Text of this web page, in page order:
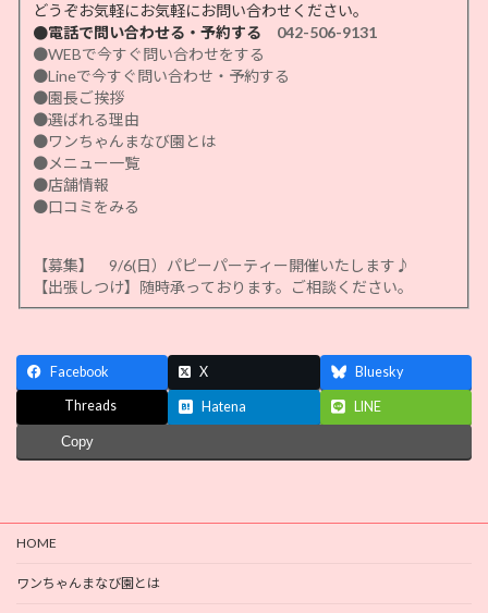
どうぞお気軽にお気軽にお問い合わせください。
●電話で問い合わせる・予約する 042-506-9131
●WEBで今すぐ問い合わせをする
●Lineで今すぐ問い合わせ・予約する
●園長ご挨拶
●選ばれる理由
●ワンちゃんまなび園とは
●メニュー一覧
●店舗情報
●口コミをみる
【募集】 9/6(日）パピーパーティー開催いたします♪
【出張しつけ】随時承っております。ご相談ください。
Facebook X Bluesky
Threads Hatena LINE
Copy
HOME
ワンちゃんまなび園とは